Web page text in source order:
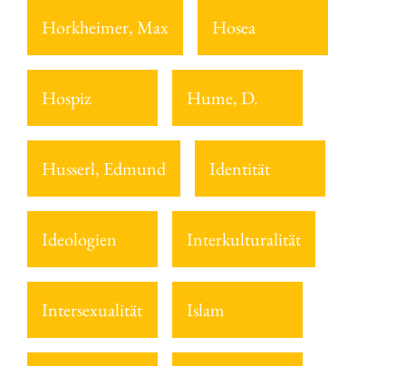
Horkheimer, Max Hosea
Hospiz Hume, D.
Husserl, Edmund Identität
Ideologien Interkulturalität
Intersexualität Islam